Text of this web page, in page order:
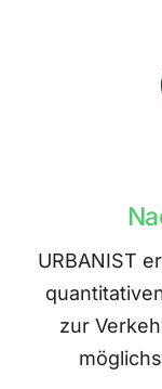
URBANIST
zur